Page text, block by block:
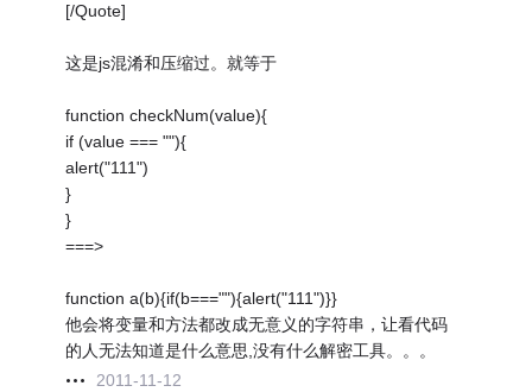
[/Quote]
这是js混淆和压缩过。就等于
function checkNum(value){
if (value === ""){
alert("111")
}
}
===>
function a(b){if(b===""){alert("111")}}
他会将变量和方法都改成无意义的字符串，让看代码
的人无法知道是什么意思,没有什么解密工具。。。
2011-11-12